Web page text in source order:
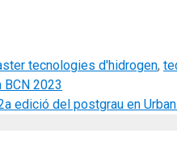
tecnologies d'hidrogen,
2023
edició del postgrau en